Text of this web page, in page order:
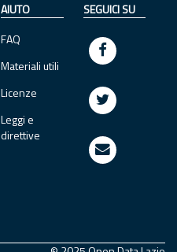
AIUTO
FAQ
Materiali utili
Licenze
Leggi e
direttive
SEGUICI SU